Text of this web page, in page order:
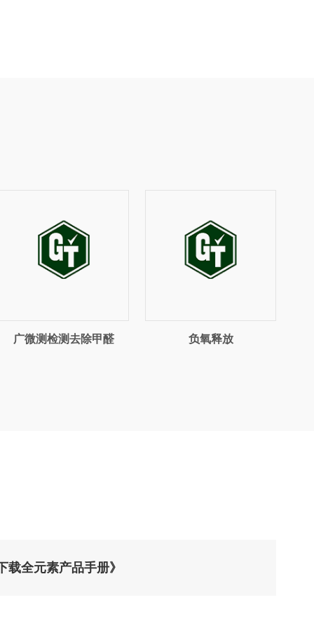
广微测检测去除甲醛 负氧释放
载全元素产品手册》